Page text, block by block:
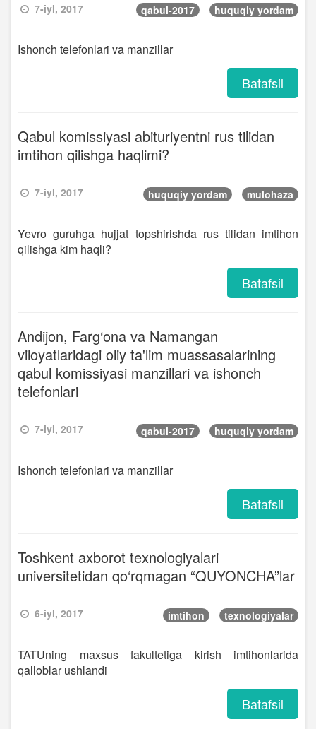
7-iyl, 2017 qabul-2017 huquqiy yordam
Ishonch telefonlari va manzillar
Batafsil
Qabul komissiyasi abituriyentni rus tilidan
imtihon qilishga haqlimi?
7-iyl, 2017 huquqiy yordam mulohaza
Yevro guruhga hujjat topshirishda rus tilidan imtihon
qilishga kim haqli?
Batafsil
Andijon, Farg‘ona va Namangan
viloyatlaridagi oliy ta'lim muassasalarining
qabul komissiyasi manzillari va ishonch
telefonlari
7-iyl, 2017 qabul-2017 huquqiy yordam
Ishonch telefonlari va manzillar
Batafsil
Toshkent axborot texnologiyalari
universitetidan qo‘rqmagan “QUYONCHA”lar
6-iyl, 2017 imtihon texnologiyalar
TATUning maxsus fakultetiga kirish imtihonlarida
qalloblar ushlandi
Batafsil